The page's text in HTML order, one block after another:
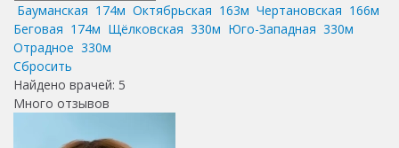
Бауманская 174м Октябрьская 163м Чертановская 166м
Беговая 174м Щёлковская 330м Юго-Западная 330м
Отрадное 330м
Сбросить
Найдено врачей: 5
Много отзывов